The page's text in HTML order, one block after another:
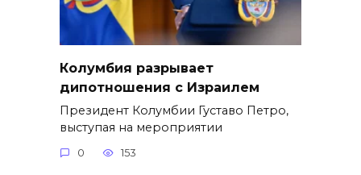
Колумбия разрывает
дипотношения с Израилем
Президент Колумбии Густаво Петро,
выступая на мероприятии
0 153